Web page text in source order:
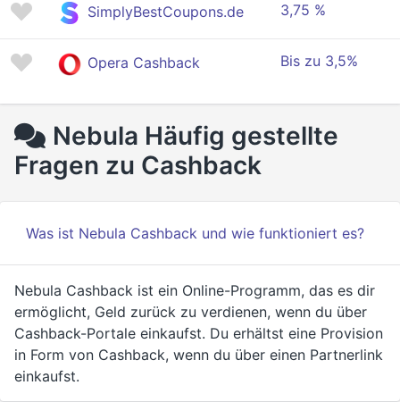
SimplyBestCoupons.de 3,75 %
Opera Cashback Bis zu 3,5%
Nebula Häufig gestellte
Fragen zu Cashback
Was ist Nebula Cashback und wie funktioniert es?
Nebula Cashback ist ein Online-Programm, das es dir
ermöglicht, Geld zurück zu verdienen, wenn du über
Cashback-Portale einkaufst. Du erhältst eine Provision
in Form von Cashback, wenn du über einen Partnerlink
einkaufst.